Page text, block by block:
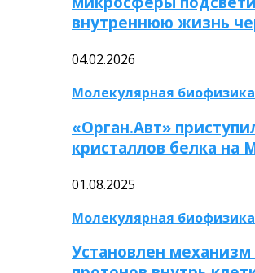
внутреннюю жизнь
04.02.2026
Молекулярная биофизика
«Орган.Авт»
кристаллов белка на
01.08.2025
Молекулярная биофизика
Установлен механизм